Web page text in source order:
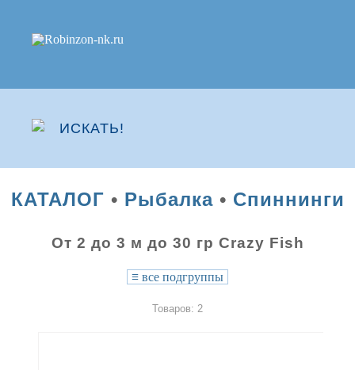
КАТАЛОГ • Рыбалка• Спиннинги
От 2 до 3 м до 30 гр Crazy Fish
≡ все подгруппы
Товаров: 2